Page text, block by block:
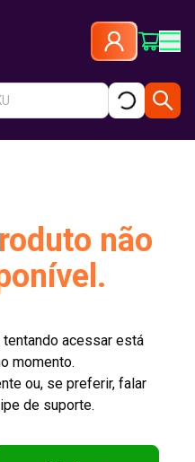
não
acessar está
momento.
ou, se preferir, falar
de suporte.